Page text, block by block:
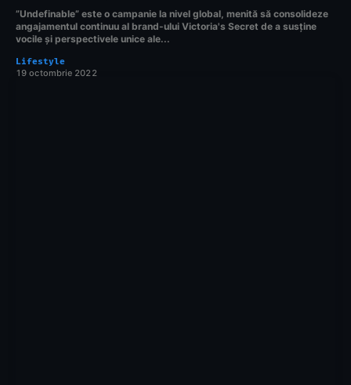
”Undefinable” este o campanie la nivel global, menită să consolideze
angajamentul continuu al brand-ului Victoria's Secret de a susține
vocile și perspectivele unice ale...
Lifestyle
19 octombrie 2022